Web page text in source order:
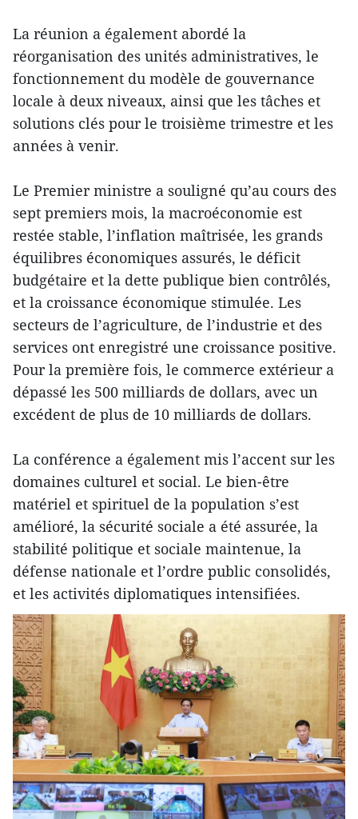
La réunion a également abordé la
réorganisation des unités administratives, le
fonctionnement du modèle de gouvernance
locale à deux niveaux, ainsi que les tâches et
solutions clés pour le troisième trimestre et les
années à venir.
Le Premier ministre a souligné qu’au cours des
sept premiers mois, la macroéconomie est
restée stable, l’inflation maîtrisée, les grands
équilibres économiques assurés, le déficit
budgétaire et la dette publique bien contrôlés,
et la croissance économique stimulée. Les
secteurs de l’agriculture, de l’industrie et des
services ont enregistré une croissance positive.
Pour la première fois, le commerce extérieur a
dépassé les 500 milliards de dollars, avec un
excédent de plus de 10 milliards de dollars.
La conférence a également mis l’accent sur les
domaines culturel et social. Le bien-être
matériel et spirituel de la population s’est
amélioré, la sécurité sociale a été assurée, la
stabilité politique et sociale maintenue, la
défense nationale et l’ordre public consolidés,
et les activités diplomatiques intensifiées.